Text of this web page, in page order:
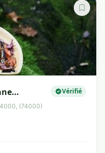
Vérifié
(74000)